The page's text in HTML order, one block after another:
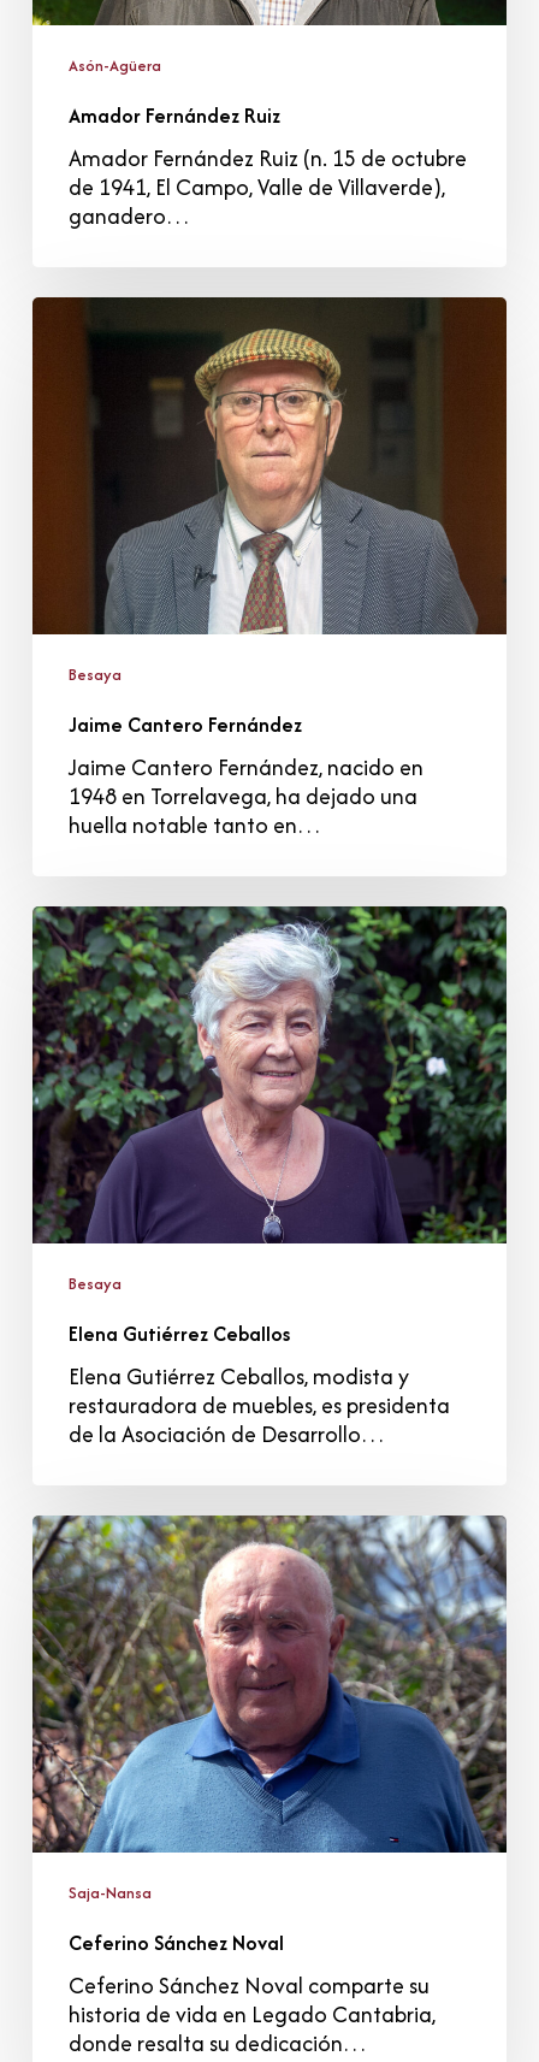
Asón-Agüera
Amador Fernández Ruiz
Amador Fernández Ruiz (n. 15 de octubre
de 1941, El Campo, Valle de Villaverde),
ganadero…
Jaime
Cantero
Besaya
Jaime Cantero Fernández
Jaime Cantero Fernández, nacido en
1948 en Torrelavega, ha dejado una
huella notable tanto en…
Elena
Gutiérrez
Ceballos
Besaya
Elena Gutiérrez Ceballos
Elena Gutiérrez Ceballos, modista y
restauradora de muebles, es presidenta
de la Asociación de Desarrollo…
Ceferino
Sánchez
Noval
Saja-Nansa
Ceferino Sánchez Noval
Ceferino Sánchez Noval comparte su
historia de vida en Legado Cantabria,
donde resalta su dedicación…